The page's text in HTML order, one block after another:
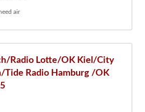
air
Radio Lotte/OK Kiel/City
Tide Radio Hamburg /OK